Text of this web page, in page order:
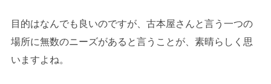
目的はなんでも良いのですが、古本屋さんと言う一つの
場所に無数のニーズがあると言うことが、素晴らしく思
いますよね。